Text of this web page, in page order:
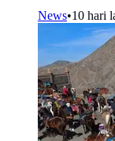
News•10 hari